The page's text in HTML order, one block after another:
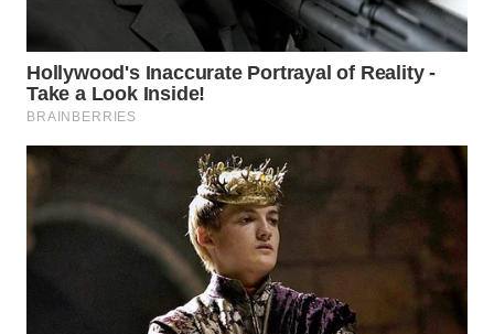
WN
MANDALIKA
WN